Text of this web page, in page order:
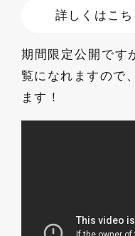
詳しくはこ
期間限定公開です
覧になれますので
ます！